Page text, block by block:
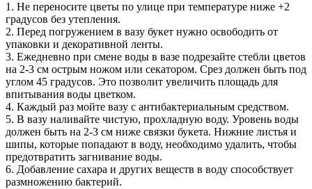
1. Не переносите цветы по улице при температуре ниже +2
градусов без утепления.
2. Перед погружением в вазу букет нужно освободить от
упаковки и декоративной ленты.
3. Ежедневно при смене воды в вазе подрезайте стебли цветов
на 2-3 см острым ножом или секатором. Срез должен быть под
углом 45 градусов. Это позволит увеличить площадь для
впитывания воды цветком.
4. Каждый раз мойте вазу с антибактериальным средством.
5. В вазу наливайте чистую, прохладную воду. Уровень воды
должен быть на 2-3 см ниже связки букета. Нижние листья и
шипы, которые попадают в воду, необходимо удалить, чтобы
предотвратить загнивание воды.
6. Добавление сахара и других веществ в воду способствует
размножению бактерий.